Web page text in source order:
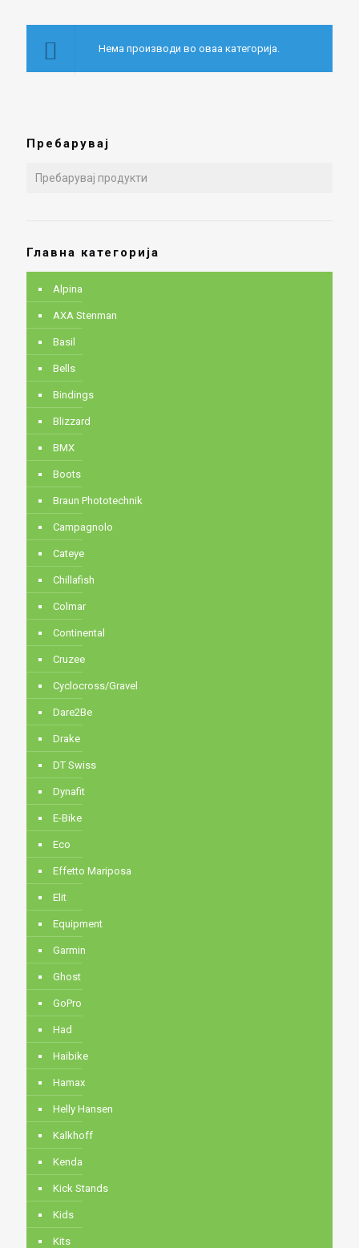
Нема производи во оваа категорија.
Пребарувај
Главна категорија
Alpina
AXA Stenman
Basil
Bells
Bindings
Blizzard
BMX
Boots
Braun Phototechnik
Campagnolo
Cateye
Chillafish
Colmar
Continental
Cruzee
Cyclocross/Gravel
Dare2Be
Drake
DT Swiss
Dynafit
E-Bike
Eco
Effetto Mariposa
Elit
Equipment
Garmin
Ghost
GoPro
Had
Haibike
Hamax
Helly Hansen
Kalkhoff
Kenda
Kick Stands
Kids
Kits